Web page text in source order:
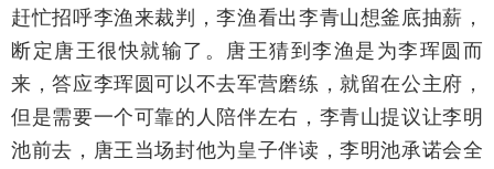
赶忙招呼李渔来裁判，李渔看出李青山想釜底抽薪，
断定唐王很快就输了。唐王猜到李渔是为李珲圆而
来，答应李珲圆可以不去军营磨练，就留在公主府，
但是需要一个可靠的人陪伴左右，李青山提议让李明
池前去，唐王当场封他为皇子伴读，李明池承诺会全